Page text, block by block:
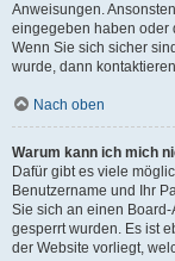
Anweisungen.
eingegeben haben oder
Wenn Sie sich sicher
wurde, dann
Nach oben
Warum kann ich mich
Dafür gibt es viele
Benutzername und Ihr
Sie sich an einen
gesperrt wurden. Es ist
der Website vorliegt,